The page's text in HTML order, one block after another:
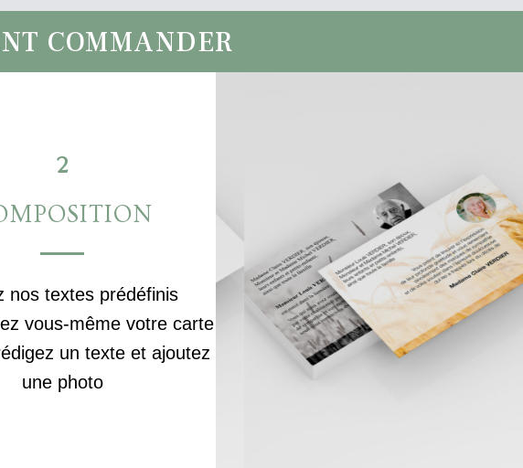
COMMANDER
2
nos textes prédéfinis
vous-même votre carte
un texte et ajoutez
une photo